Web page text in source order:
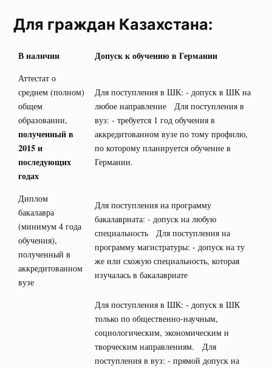
Для граждан Казахстана:
В наличии Допуск к обучению в Германии
Аттестат о
среднем (полном)
общем
образовании,
полученный в
2015 и
последующих
годах
Для поступления в ШК: - допуск в ШК на
любое направление Для поступления в
вуз: - требуется 1 год обучения в
аккредитованном вузе по тому профилю,
по которому планируется обучение в
Германии.
Диплом
бакалавра
(минимум 4 года
обучения),
полученный в
аккредитованном
вузе
Для поступления на программу
бакалавриата: - допуск на любую
специальность Для поступления на
программу магистратуры: - допуск на ту
же или схожую специальность, которая
изучалась в бакалавриате
Для поступления в ШК: - допуск в ШК
только по общественно-научным,
социологическим, экономическим и
творческим направлениям. Для
поступления в вуз: - прямой допуск на